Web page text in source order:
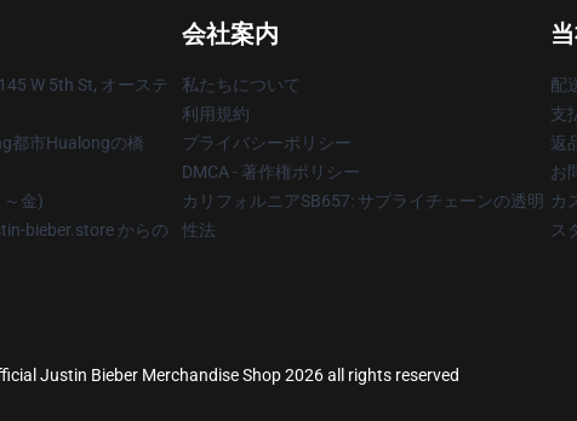
W 5th St, オーステ
都市Hualongの橋
～金)
bieber.store からの
会社案内
私たちについて
利用規約
プライバシーポリシー
DMCA - 著作権ポリシー
カリフォルニアSB657: サプライチェーンの透明
性法
配
支
返
お
カ
ス
Justin Bieber Merchandise Shop 2026 all rights reserved